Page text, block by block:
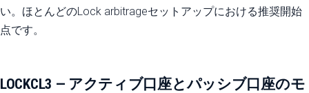
い。ほとんどのLock arbitrageセットアップにおける推奨開始
点です。
LOCKCL3 — アクティブ口座とパッシブ口座のモ